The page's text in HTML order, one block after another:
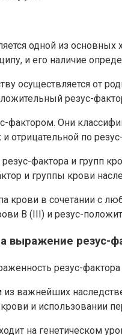
одной из
и его наличие
осуществляется от
резус-
фактором. Они
отрицательной по
фактора и групп
и группы крови
крови в сочетании с
В (III) и резус-
выражение резус-
важнейших
и использовании
на генетическом